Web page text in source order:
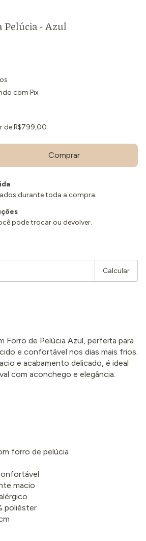
- Azul
com Pix
deR$799,00
durante toda a compra.
pode trocar ou devolver.
Calcular
Forro de Pelúcia Azul, perfeita para
e confortável nos dias mais frios.
e acabamento delicado, é ideal
com aconchego e elegância.
forro de pelúcia
macio
poliéster